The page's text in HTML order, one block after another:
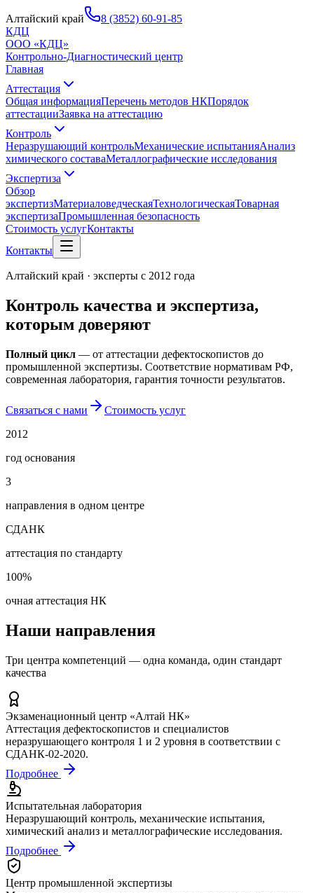
Алтайский край
8 (3852) 60-91-85
КДЦ
ООО «КДЦ»
Контрольно-Диагностический центр
Главная
Аттестация
Общая информацияПеречень методов НКПорядок
аттестацииЗаявка на аттестацию
Контроль
Неразрушающий контрольМеханические испытанияАнализ
химического составаМеталлографические исследования
Экспертиза
Обзор
экспертизМатериаловедческаяТехнологическаяТоварная
экспертизаПромышленная безопасность
Стоимость услугКонтакты
Контакты
Алтайский край · эксперты с 2012 года
Контроль качества и экспертиза,
которым доверяют
Полный цикл — от аттестации дефектоскопистов до
промышленной экспертизы. Соответствие нормативам РФ,
современная лаборатория, гарантия точности результатов.
Связаться с нами
Стоимость услуг
2012
год основания
3
направления в одном центре
СДАНК
аттестация по стандарту
100%
очная аттестация НК
Наши направления
Три центра компетенций — одна команда, один стандарт
качества
Экзаменационный центр «Алтай НК»
Аттестация дефектоскопистов и специалистов
неразрушающего контроля 1 и 2 уровня в соответствии с
СДАНК-02-2020.
Подробнее
Испытательная лаборатория
Неразрушающий контроль, механические испытания,
химический анализ и металлографические исследования.
Подробнее
Центр промышленной экспертизы